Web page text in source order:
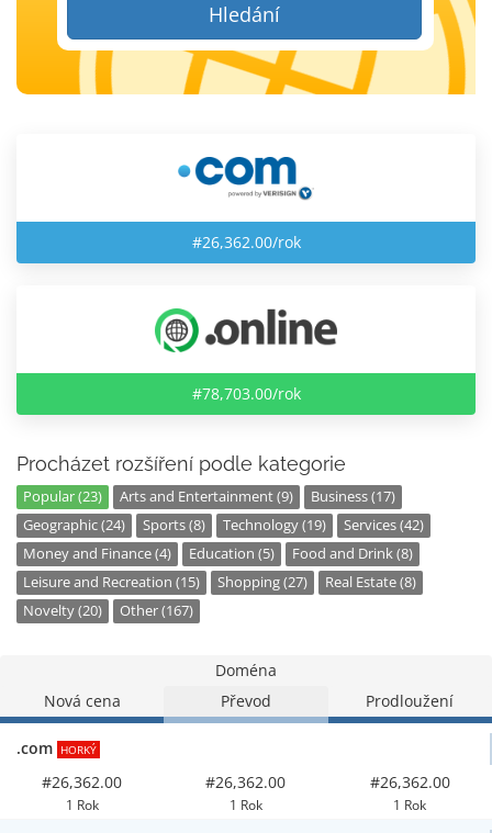
Hledání
#26,362.00/rok
#78,703.00/rok
Procházet rozšíření podle kategorie
Popular (23) Arts and Entertainment (9)
Business (17)
Geographic (24)
Sports (8) Technology (19)
Services (42)
Money and Finance (4)
Education (5)
Food and Drink (8)
Leisure and Recreation (15)
Shopping (27)
Real Estate (8)
Novelty (20)
Other (167)
Doména
Nová cena
Převod Prodloužení
.com HORKÝ
#26,362.00
1 Rok
#26,362.00
1 Rok
#26,362.00
1 Rok